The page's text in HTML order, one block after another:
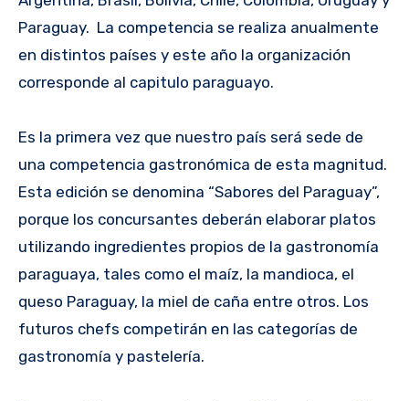
Paraguay. La competencia se realiza anualmente
en distintos países y este año la organización
corresponde al capitulo paraguayo.
Es la primera vez que nuestro país será sede de
una competencia gastronómica de esta magnitud.
Esta edición se denomina “Sabores del Paraguay”,
porque los concursantes deberán elaborar platos
utilizando ingredientes propios de la gastronomía
paraguaya, tales como el maíz, la mandioca, el
queso Paraguay, la miel de caña entre otros. Los
futuros chefs competirán en las categorías de
gastronomía y pastelería.